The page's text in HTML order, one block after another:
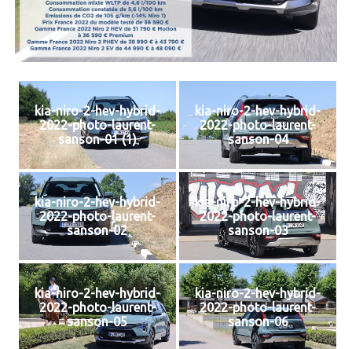
kia-niro-2-hev-hybrid-
2022-photo-laurent-
sanson-01 (1)
kia-niro-2-hev-hybrid-
2022-photo-laurent-
sanson-04
kia-niro-2-hev-hybrid-
2022-photo-laurent-
sanson-02
kia-niro-2-hev-hybrid-
2022-photo-laurent-
sanson-03
kia-niro-2-hev-hybrid-
2022-photo-laurent-
sanson-05
kia-niro-2-hev-hybrid-
2022-photo-laurent-
sanson-06